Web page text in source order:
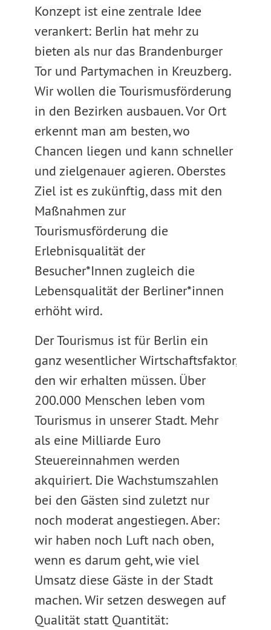
Konzept ist eine zentrale Idee
verankert: Berlin hat mehr zu
bieten als nur das Brandenburger
Tor und Partymachen in Kreuzberg.
Wir wollen die Tourismusförderung
in den Bezirken ausbauen. Vor Ort
erkennt man am besten, wo
Chancen liegen und kann schneller
und zielgenauer agieren. Oberstes
Ziel ist es zukünftig, dass mit den
Maßnahmen zur
Tourismusförderung die
Erlebnisqualität der
Besucher*Innen zugleich die
Lebensqualität der Berliner*innen
erhöht wird.
Der Tourismus ist für Berlin ein
ganz wesentlicher Wirtschaftsfaktor,
den wir erhalten müssen. Über
200.000 Menschen leben vom
Tourismus in unserer Stadt. Mehr
als eine Milliarde Euro
Steuereinnahmen werden
akquiriert. Die Wachstumszahlen
bei den Gästen sind zuletzt nur
noch moderat angestiegen. Aber:
wir haben noch Luft nach oben,
wenn es darum geht, wie viel
Umsatz diese Gäste in der Stadt
machen. Wir setzen deswegen auf
Qualität statt Quantität: